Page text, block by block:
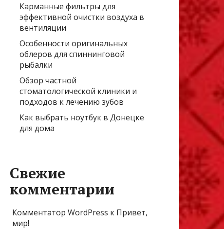
Карманные фильтры для
эффективной очистки воздуха в
вентиляции
Особенности оригинальных
облеров для спиннинговой
рыбалки
Обзор частной
стоматологической клиники и
подходов к лечению зубов
Как выбрать ноутбук в Донецке
для дома
Свежие
комментарии
Комментатор WordPress к Привет,
мир!